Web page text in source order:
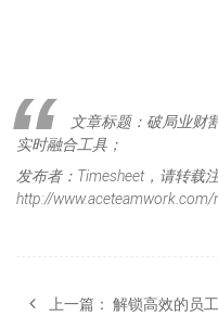
文章标题：破局业财
实时融合工具；
发布者：Timesheet，请转载
http://
上一篇： 解锁高效的员